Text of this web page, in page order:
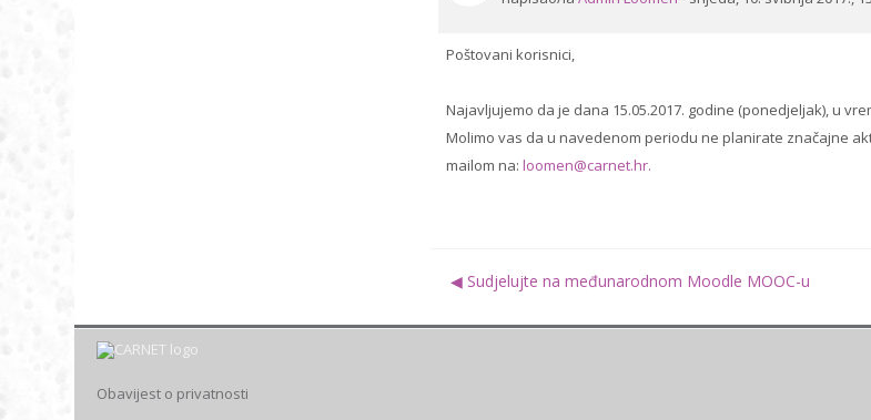
Poštovani korisnici,
Najavljujemo da je dana 15.05.2017. godine (ponedjeljak), u
Molimo vas da u navedenom periodu ne planirate značajne
mailom na:loomen@carnet.hr.
◀︎ Sudjelujte na međunarodnom Moodle MOOC-u
Obavijest o privatnosti